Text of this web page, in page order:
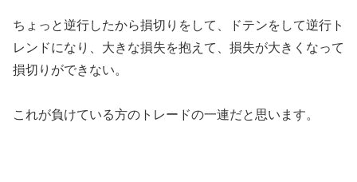
ちょっと逆行したから損切りをして、ドテンをして逆行ト
レンドになり、大きな損失を抱えて、損失が大きくなって
損切りができない。
これが負けている方のトレードの一連だと思います。